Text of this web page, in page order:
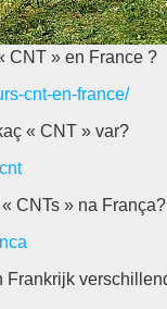
CNT » en France ?
cnt-en-france/
« CNT » var?
CNTs » na França?